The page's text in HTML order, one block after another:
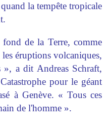
la tempête tropicale
fond de la Terre, comme
éruptions volcaniques,
a dit Andreas Schraft,
pour le géant
à Genève. « Tous ces
de l'homme ».